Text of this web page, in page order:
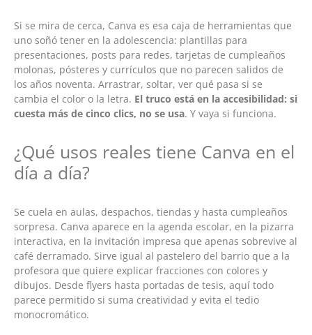
Si se mira de cerca, Canva es esa caja de herramientas que
uno soñó tener en la adolescencia: plantillas para
presentaciones, posts para redes, tarjetas de cumpleaños
molonas, pósteres y currículos que no parecen salidos de
los años noventa. Arrastrar, soltar, ver qué pasa si se
cambia el color o la letra. El truco está en la accesibilidad: si
cuesta más de cinco clics, no se usa. Y vaya si funciona.
¿Qué usos reales tiene Canva en el
día a día?
Se cuela en aulas, despachos, tiendas y hasta cumpleaños
sorpresa. Canva aparece en la agenda escolar, en la pizarra
interactiva, en la invitación impresa que apenas sobrevive al
café derramado. Sirve igual al pastelero del barrio que a la
profesora que quiere explicar fracciones con colores y
dibujos. Desde flyers hasta portadas de tesis, aquí todo
parece permitido si suma creatividad y evita el tedio
monocromático.